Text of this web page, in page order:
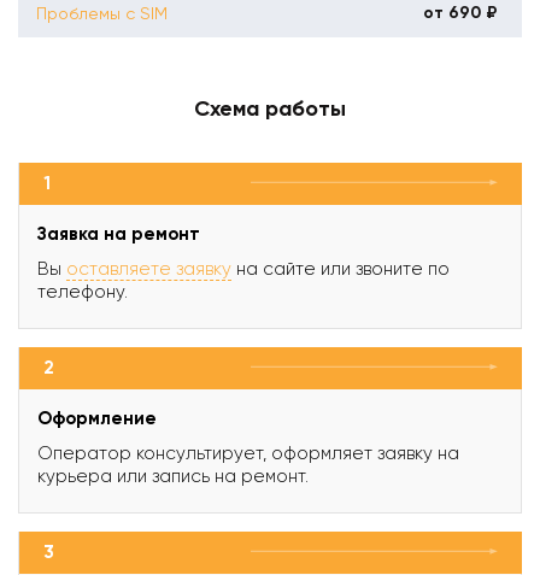
Проблемы с SIM от 690 ₽
Схема работы
1
Заявка на ремонт
Вы оставляете заявку на сайте или звоните по
телефону.
2
Оформление
Оператор консультирует, оформляет заявку на
курьера или запись на ремонт.
3